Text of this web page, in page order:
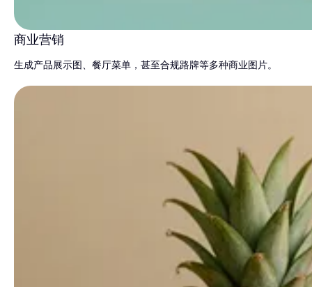
商业营销
生成产品展示图、餐厅菜单，甚至合规路牌等多种商业图片。